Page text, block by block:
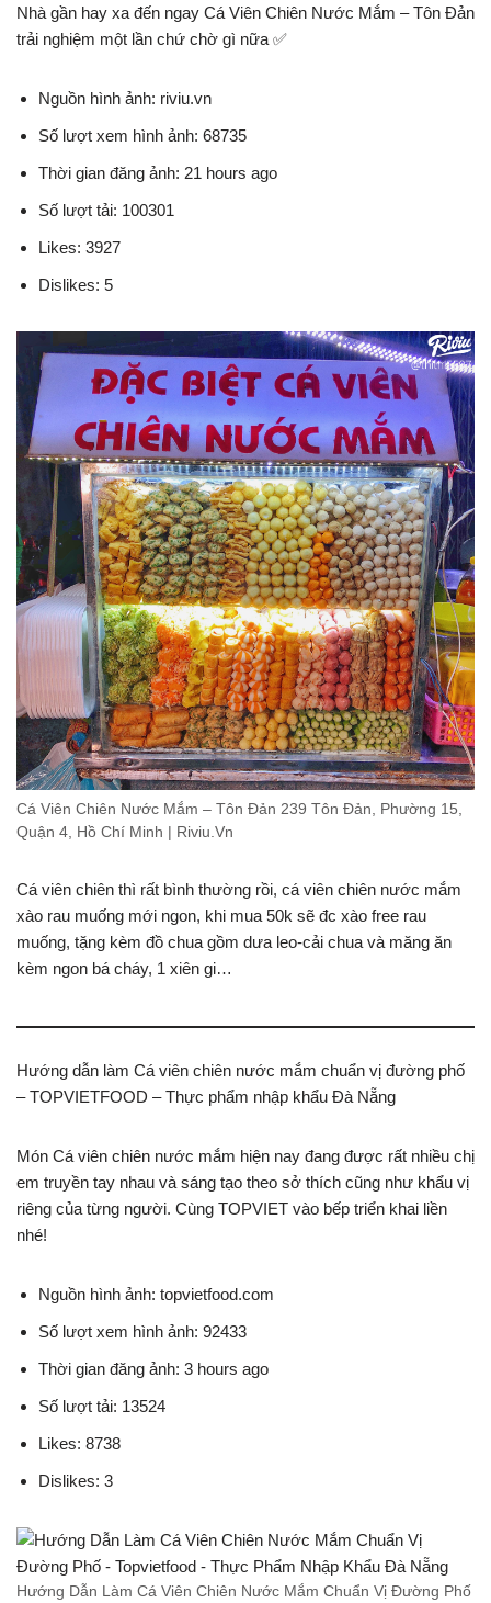
Nhà gần hay xa đến ngay Cá Viên Chiên Nước Mắm – Tôn Đản
trải nghiệm một lần chứ chờ gì nữa ✅
Nguồn hình ảnh: riviu.vn
Số lượt xem hình ảnh: 68735
Thời gian đăng ảnh: 21 hours ago
Số lượt tải: 100301
Likes: 3927
Dislikes: 5
Cá Viên Chiên Nước Mắm – Tôn Đản 239 Tôn Đản, Phường 15,
Quận 4, Hồ Chí Minh | Riviu.Vn
Cá viên chiên thì rất bình thường rồi, cá viên chiên nước mắm
xào rau muống mới ngon, khi mua 50k sẽ đc xào free rau
muống, tặng kèm đồ chua gồm dưa leo-cải chua và măng ăn
kèm ngon bá cháy, 1 xiên gi…
Hướng dẫn làm Cá viên chiên nước mắm chuẩn vị đường phố
– TOPVIETFOOD – Thực phẩm nhập khẩu Đà Nẵng
Món Cá viên chiên nước mắm hiện nay đang được rất nhiều chị
em truyền tay nhau và sáng tạo theo sở thích cũng như khẩu vị
riêng của từng người. Cùng TOPVIET vào bếp triển khai liền
nhé!
Nguồn hình ảnh: topvietfood.com
Số lượt xem hình ảnh: 92433
Thời gian đăng ảnh: 3 hours ago
Số lượt tải: 13524
Likes: 8738
Dislikes: 3
Hướng Dẫn Làm Cá Viên Chiên Nước Mắm Chuẩn Vị Đường Phố